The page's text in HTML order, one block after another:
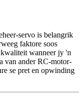
servo is belangrik
faktore soos
wanneer jy 'n
van ander RC-motor-
se pret en opwinding